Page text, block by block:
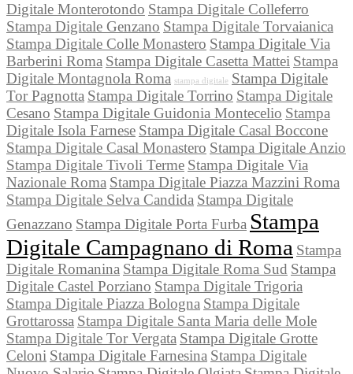
Digitale Monterotondo Stampa Digitale Colleferro
Stampa Digitale Genzano Stampa Digitale Torvaianica
Stampa Digitale Colle Monastero Stampa Digitale Via
Barberini Roma Stampa Digitale Casetta Mattei Stampa
Digitale Montagnola Roma stampa digitale Stampa Digitale
Tor Pagnotta Stampa Digitale Torrino Stampa Digitale
Cesano Stampa Digitale Guidonia Montecelio Stampa
Digitale Isola Farnese Stampa Digitale Casal Boccone
Stampa Digitale Casal Monastero Stampa Digitale Anzio
Stampa Digitale Tivoli Terme Stampa Digitale Via
Nazionale Roma Stampa Digitale Piazza Mazzini Roma
Stampa Digitale Selva Candida Stampa Digitale
Genazzano Stampa Digitale Porta Furba Stampa
Digitale Campagnano di Roma Stampa
Digitale Romanina Stampa Digitale Roma Sud Stampa
Digitale Castel Porziano Stampa Digitale Trigoria
Stampa Digitale Piazza Bologna Stampa Digitale
Grottarossa Stampa Digitale Santa Maria delle Mole
Stampa Digitale Tor Vergata Stampa Digitale Grotte
Celoni Stampa Digitale Farnesina Stampa Digitale